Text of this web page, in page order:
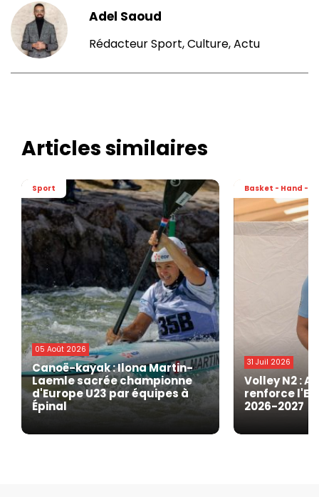
Adel Saoud
Rédacteur Sport, Culture, Actu
Articles similaires
Sport
05 Août 2026
Canoë-kayak : Ilona Martin-
Laemle sacrée championne
d'Europe U23 par équipes à
Épinal
Basket - Hand -
31 Juil 2026
Volley N2 :
renforce
2026-2027